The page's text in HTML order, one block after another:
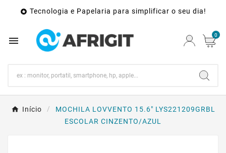
 Tecnologia e Papelaria para simplificar o seu dia!
 0
Início
MOCHILA LOVVENTO 15.6" LYS221209GRBL
ESCOLAR CINZENTO/AZUL